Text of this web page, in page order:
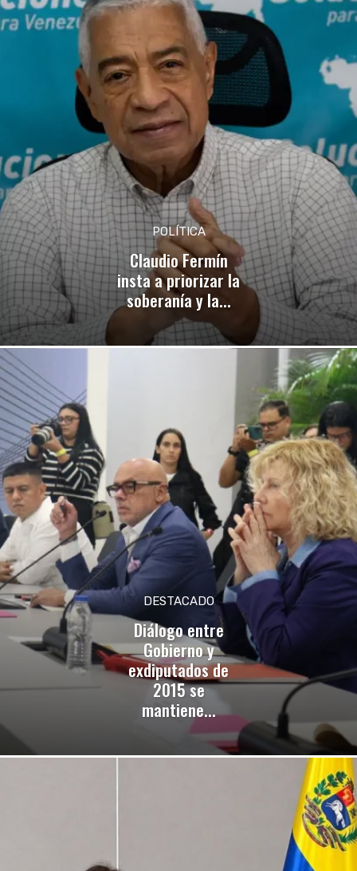
POLÍTICA
Claudio Fermín
insta a priorizar la
soberanía y la...
DESTACADO
Diálogo entre
Gobierno y
exdiputados de
2015 se
mantiene...